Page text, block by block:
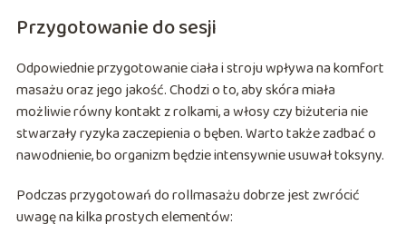
Przygotowanie do sesji
Odpowiednie przygotowanie ciała i stroju wpływa na komfort
masażu oraz jego jakość. Chodzi o to, aby skóra miała
możliwie równy kontakt z rolkami, a włosy czy biżuteria nie
stwarzały ryzyka zaczepienia o bęben. Warto także zadbać o
nawodnienie, bo organizm będzie intensywnie usuwał toksyny.
Podczas przygotowań do rollmasażu dobrze jest zwrócić
uwagę na kilka prostych elementów: